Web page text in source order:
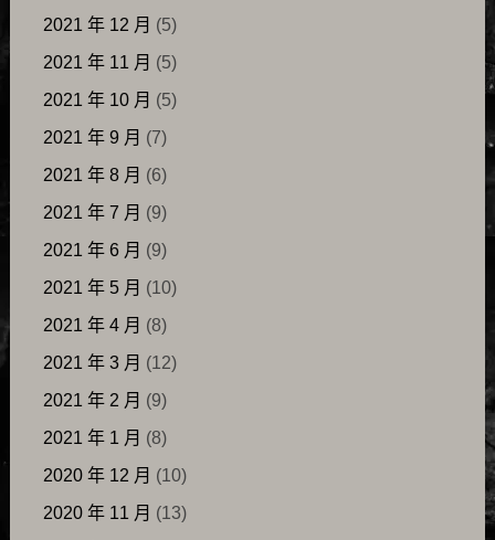
2021 年 12 月 (5)
2021 年 11 月 (5)
2021 年 10 月 (5)
2021 年 9 月 (7)
2021 年 8 月 (6)
2021 年 7 月 (9)
2021 年 6 月 (9)
2021 年 5 月 (10)
2021 年 4 月 (8)
2021 年 3 月 (12)
2021 年 2 月 (9)
2021 年 1 月 (8)
2020 年 12 月 (10)
2020 年 11 月 (13)